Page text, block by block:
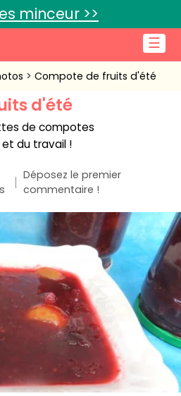
☰
minceur >>
Connexion
Compote de fruits d'été
d'été
de compotes
du travail !
Déposez le premier
commentaire !